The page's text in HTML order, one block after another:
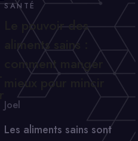
SANTÉ
Le pouvoir des
aliments sains :
comment manger
mieux pour mincir
Joel
Les aliments sains sont